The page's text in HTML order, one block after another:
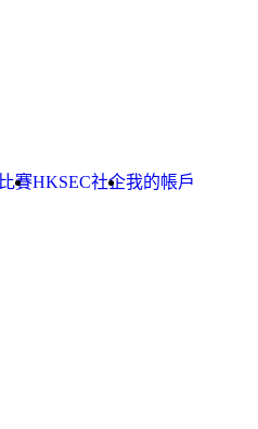
比賽HKSEC社企我的帳戶